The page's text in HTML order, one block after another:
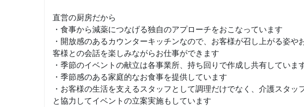
直営の厨房だから
・食事から減薬につなげる独自のアプローチをおこなっています
・開放感のあるカウンターキッチンなので、お客様が召し上がる姿や
客様との会話を楽しみながらお仕事ができます
・季節のイベントの献立は各事業所、持ち回りで作成し共有していま
・季節感のある家庭的なお食事を提供しています
・お客様の生活を支えるスタッフとして調理だけでなく、介護スタッ
と協力してイベントの立案実施もしています